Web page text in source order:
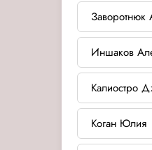
Заворотнюк
Иншаков
Калиостро
Коган Юлия